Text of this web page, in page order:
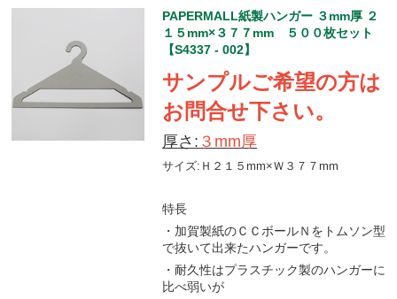
PAPERMALL紙製ハンガー ３mm厚 ２
１５mm×３７７mm ５００枚セット
【S4337 - 002】
サンプルご希望の方は
お問合せ下さい。
厚さ: ３mm厚
サイズ:Ｈ２１５mm×Ｗ３７７mm
特長
・加賀製紙のＣＣボールＮをトムソン型
で抜いて出来たハンガーです。
・耐久性はプラスチック製のハンガーに
比べ弱いが